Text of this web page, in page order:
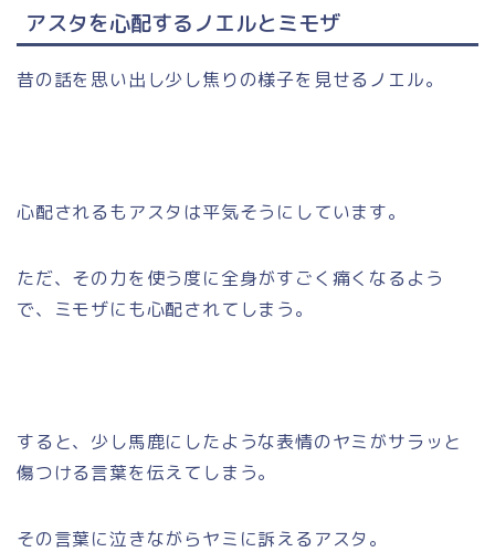
アスタを心配するノエルとミモザ
昔の話を思い出し少し焦りの様子を見せるノエル。
心配されるもアスタは平気そうにしています。
ただ、その力を使う度に全身がすごく痛くなるよう
で、ミモザにも心配されてしまう。
すると、少し馬鹿にしたような表情のヤミがサラッと
傷つける言葉を伝えてしまう。
その言葉に泣きながらヤミに訴えるアスタ。